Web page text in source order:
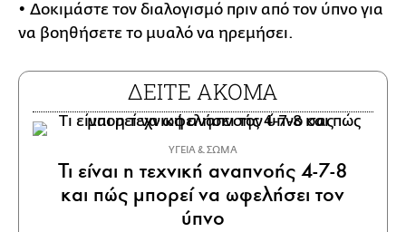
• Δοκιμάστε τον διαλογισμό πριν από τον ύπνο για
να βοηθήσετε το μυαλό να ηρεμήσει.
ΔΕΙΤΕ ΑΚΟΜΑ
ΥΓΕΙΑ & ΣΩΜΑ
Τι είναι η τεχνική αναπνοής 4-7-8
και πώς μπορεί να ωφελήσει τον
ύπνο